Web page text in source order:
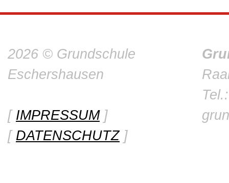
2026 © Grundschule
Eschershausen
[ IMPRESSUM]
[ DATENSCHUTZ]